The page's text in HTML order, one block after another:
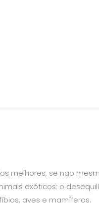
melhores, se não
exóticos: o
aves e mamíferos.